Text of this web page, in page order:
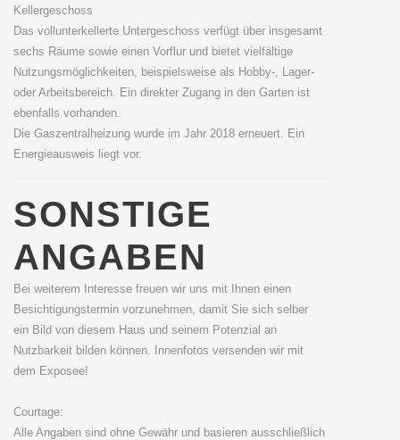
Kellergeschoss
Das vollunterkellerte Untergeschoss verfügt über insgesamt
sechs Räume sowie einen Vorflur und bietet vielfältige
Nutzungsmöglichkeiten, beispielsweise als Hobby-, Lager-
oder Arbeitsbereich. Ein direkter Zugang in den Garten ist
ebenfalls vorhanden.
Die Gaszentralheizung wurde im Jahr 2018 erneuert. Ein
Energieausweis liegt vor.
SONSTIGE
ANGABEN
Bei weiterem Interesse freuen wir uns mit Ihnen einen
Besichtigungstermin vorzunehmen, damit Sie sich selber
ein Bild von diesem Haus und seinem Potenzial an
Nutzbarkeit bilden können. Innenfotos versenden wir mit
dem Exposee!
Courtage:
Alle Angaben sind ohne Gewähr und basieren ausschließlich